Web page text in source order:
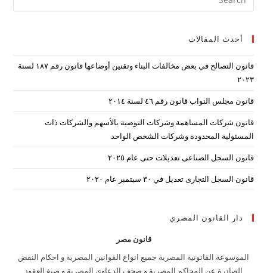
أحدث المقالات
قانون التصالح في بعض مخالفات البناء وتقنين أوضاعها قانون رقم ۱۸۷ لسنة
۲۰۲۳
قانون مجلس النواب قانون رقم ٤٦ لسنة ٢٠١٤
قانون شركات المساهمة وشركات التوصية بالأسهم والشركات ذات
المسئولية المحدودة وشركات الشخص الواحد
قانون السجل الصناعى تعديلات حتى عام ٢٠٢٥
قانون السجل التجارى تعديل في ٣٠ سبتمبر عام ٢٠٢٠
دار القانون المصري
قانون مصر
الموسوعة القانونية المصرية جميع انواع القوانين المصرية و احكام النقض
الصادرة عن المحاكم المصرية و صحف الدعاوى المصرية و صيغ العقود